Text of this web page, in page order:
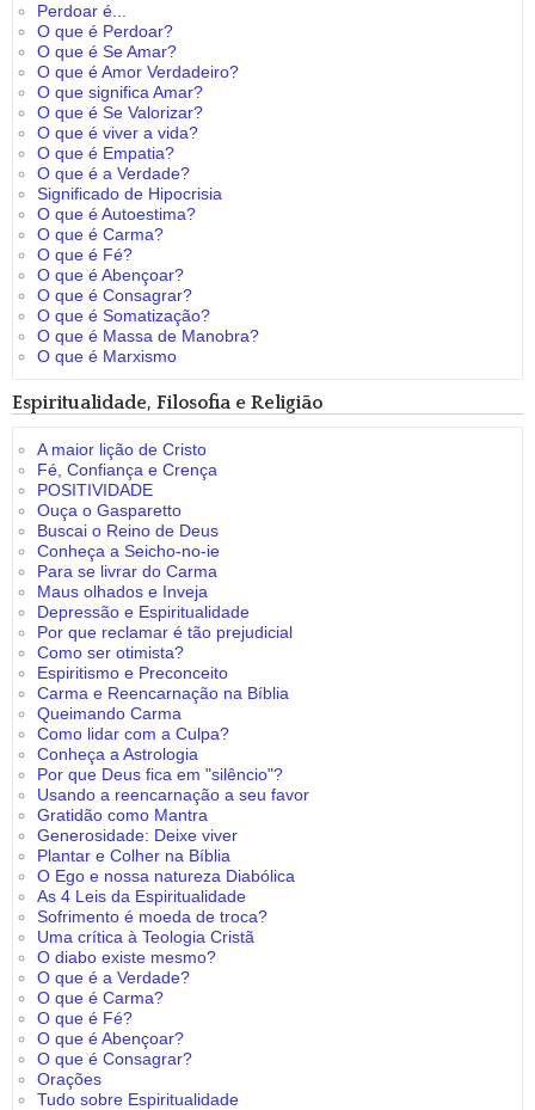
Perdoar é...
O que é Perdoar?
O que é Se Amar?
O que é Amor Verdadeiro?
O que significa Amar?
O que é Se Valorizar?
O que é viver a vida?
O que é Empatia?
O que é a Verdade?
Significado de Hipocrisia
O que é Autoestima?
O que é Carma?
O que é Fé?
O que é Abençoar?
O que é Consagrar?
O que é Somatização?
O que é Massa de Manobra?
O que é Marxismo
Espiritualidade, Filosofia e Religião
A maior lição de Cristo
Fé, Confiança e Crença
POSITIVIDADE
Ouça o Gasparetto
Buscai o Reino de Deus
Conheça a Seicho-no-ie
Para se livrar do Carma
Maus olhados e Inveja
Depressão e Espiritualidade
Por que reclamar é tão prejudicial
Como ser otimista?
Espiritismo e Preconceito
Carma e Reencarnação na Bíblia
Queimando Carma
Como lidar com a Culpa?
Conheça a Astrologia
Por que Deus fica em "silêncio"?
Usando a reencarnação a seu favor
Gratidão como Mantra
Generosidade: Deixe viver
Plantar e Colher na Bíblia
O Ego e nossa natureza Diabólica
As 4 Leis da Espiritualidade
Sofrimento é moeda de troca?
Uma crítica à Teologia Cristã
O diabo existe mesmo?
O que é a Verdade?
O que é Carma?
O que é Fé?
O que é Abençoar?
O que é Consagrar?
Orações
Tudo sobre Espiritualidade